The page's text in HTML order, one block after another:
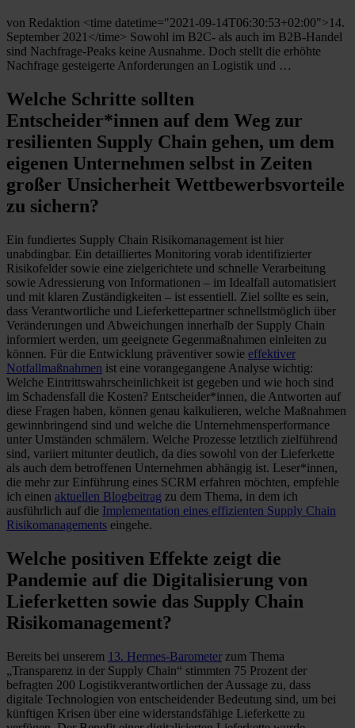
von Redaktion <time datetime="2021-09-14T06:30:53+02:00">14.
September 2021</time> Sowohl im B2C- als auch im B2B-Handel
sind Nachfrage-Peaks keine Ausnahme. Doch stellt die erhöhte
Nachfrage gesteigerte Anforderungen an Logistik und …
Welche Schritte sollten
Entscheider*innen auf dem Weg zur
resilienten Supply Chain gehen, um dem
eigenen Unternehmen selbst in Zeiten
großer Unsicherheit Wettbewerbsvorteile
zu sichern?
Ein fundiertes Supply Chain Risikomanagement ist hier
unabdingbar. Ein detailliertes Monitoring vorab identifizierter
Risikofelder sowie eine zielgerichtete und schnelle Verarbeitung
sowie Adressierung von Informationen – im Idealfall automatisiert
und mit klaren Zuständigkeiten – ist essentiell. Ziel sollte es sein,
dass Verantwortliche und Lieferkettepartner schnellstmöglich über
Veränderungen und Abweichungen innerhalb der Supply Chain
informiert werden, um geeignete Gegenmaßnahmen einleiten zu
können. Für die Entwicklung präventiver sowie effektiver
Notfallmaßnahmen ist eine vorangegangene Analyse wichtig:
Welche Eintrittswahrscheinlichkeit ist gegeben und wie hoch sind
im Schadensfall die Kosten? Entscheider*innen, die Antworten auf
diese Fragen haben, können genau kalkulieren, welche Maßnahmen
gewinnbringend sind und welche die Unternehmensperformance
unter Umständen schmälern. Welche Prozesse letztlich zielführend
sind, variiert mitunter deutlich, da dies sowohl von der Lieferkette
als auch dem betroffenen Unternehmen abhängig ist. Leser*innen,
die mehr zur Einführung eines SCRM erfahren möchten, empfehle
ich einen aktuellen Blogbeitrag zu dem Thema, in dem ich
ausführlich auf die Implementation eines effizienten Supply Chain
Risikomanagements eingehe.
Welche positiven Effekte zeigt die
Pandemie auf die Digitalisierung von
Lieferketten sowie das Supply Chain
Risikomanagement?
Bereits bei unserem 13. Hermes-Barometer zum Thema
„Transparenz in der Supply Chain“ stimmten 75 Prozent der
befragten 200 Logistikverantwortlichen der Aussage zu, dass
digitale Technologien von entscheidender Bedeutung sind, um bei
künftigen Krisen über eine widerstandsfähige Lieferkette zu